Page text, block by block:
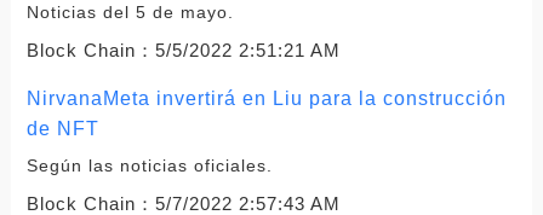
Noticias del 5 de mayo.
Block Chain： 5/5/2022 2:51:21 AM
NirvanaMeta invertirá en Liu para la construcción
de NFT
Según las noticias oficiales.
Block Chain： 5/7/2022 2:57:43 AM